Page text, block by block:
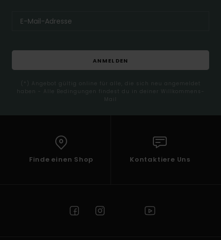
ANMELDEN
(*) Angebot gültig online für alle, die sich neu angemeldet
haben - Alle Bedingungen findest du in deiner Willkommens-
Mail
Finde einen Shop Kontaktiere Uns